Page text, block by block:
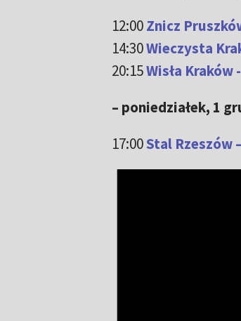
12:00Znicz
14:30Wieczysta
20:15Wisła Kraków
– poniedziałek, 1
17:00Stal Rzeszów